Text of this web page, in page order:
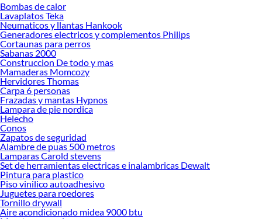
Desde remodelaciones hasta proyectos de decoración, estamos aquí para hacer
tus ideas realidad. ¡Visítanos y encuentra todo lo que tenemos para ofrecerte en
Otros accesorios para perros!
Explora la variedad de productos de Otros accesorios para perros en
Sodimac
Herramientas, materiales y accesorios de calidad para tus proyectos y
renovación de espacios. ¡Visítanos y descubre todo lo que tenemos para
ofrecerte!
Encuentra una amplia variedad de productos de Otros accesorios para perros
en Sodimac. Encuentra todo lo necesario para tus proyectos de renovación y
decoración. ¡Visítanos y haz tus ideas realidad!
Bombas de calor
Lavaplatos Teka
Neumaticos y llantas Hankook
Generadores electricos y complementos Philips
Cortaunas para perros
Sabanas 2000
Construccion De todo y mas
Mamaderas Momcozy
Hervidores Thomas
Carpa 6 personas
Frazadas y mantas Hypnos
Lampara de pie nordica
Helecho
Conos
Zapatos de seguridad
Alambre de puas 500 metros
Lamparas Carold stevens
Set de herramientas electricas e inalambricas Dewalt
Pintura para plastico
Piso vinilico autoadhesivo
Juguetes para roedores
Tornillo drywall
Aire acondicionado midea 9000 btu